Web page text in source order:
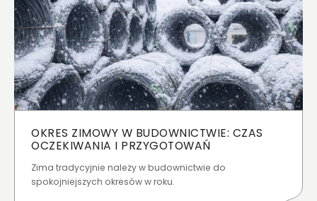
OKRES ZIMOWY W BUDOWNICTWIE: CZAS
OCZEKIWANIA I PRZYGOTOWAŃ
Zima tradycyjnie należy w budownictwie do
spokojniejszych okresów w roku.